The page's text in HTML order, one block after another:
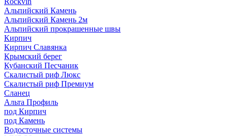
Альпийский Камень
Альпийский Камень 2м
Альпийский прокрашенные швы
Кирпич
Кирпич Славянка
Крымский берег
Кубанский Песчаник
Скалистый риф Люкс
Скалистый риф Премиум
Сланец
Альта Профиль
под Кирпич
под Камень
Водосточные системы